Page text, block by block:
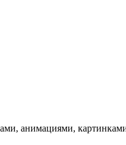
анимациями,